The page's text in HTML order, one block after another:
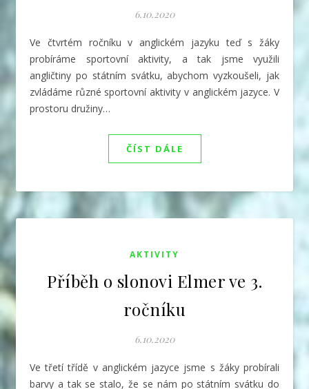
6.10.2020
Ve čtvrtém ročníku v anglickém jazyku teď s žáky
probíráme sportovní aktivity, a tak jsme využili
angličtiny po státním svátku, abychom vyzkoušeli, jak
zvládáme různé sportovní aktivity v anglickém jazyce. V
prostoru družiny…
ČÍST DÁLE
AKTIVITY
Příběh o slonovi Elmer ve 3.
ročníku
6.10.2020
Ve třetí třídě v anglickém jazyce jsme s žáky probírali
barvy a tak se stalo, že se nám po státním svátku do